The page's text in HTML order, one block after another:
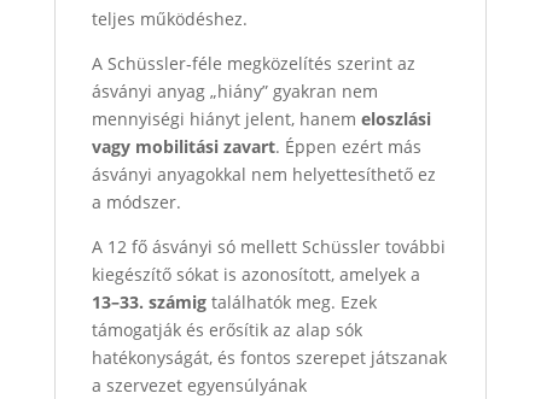
teljes működéshez.
A Schüssler‑féle megközelítés szerint az
ásványi anyag „hiány” gyakran nem
mennyiségi hiányt jelent, hanem eloszlási
vagy mobilitási zavart. Éppen ezért más
ásványi anyagokkal nem helyettesíthető ez
a módszer.
A 12 fő ásványi só mellett Schüssler további
kiegészítő sókat is azonosított, amelyek a
13–33. számigtalálhatók meg. Ezek
támogatják és erősítik az alap sók
hatékonyságát, és fontos szerepet játszanak
a szervezet egyensúlyának